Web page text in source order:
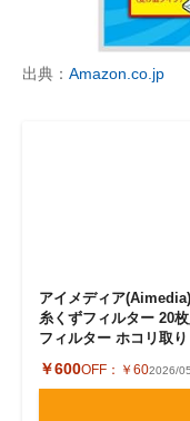
出典： Amazon.co.jp
アイメディア
糸くずフィルター 20
フィルター ホコリ取り
￥600OFF： ￥602026/